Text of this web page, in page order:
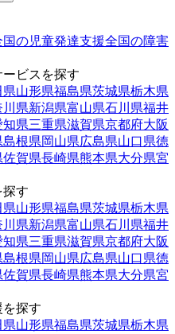
国の児童発達支援全国の障害
ビスを探す
県山形県福島県茨城県栃木県
川県新潟県富山県石川県福井
知県三重県滋賀県京都府大阪
島根県岡山県広島県山口県徳
佐賀県長崎県熊本県大分県宮
す
県山形県福島県茨城県栃木県
川県新潟県富山県石川県福井
知県三重県滋賀県京都府大阪
島根県岡山県広島県山口県徳
佐賀県長崎県熊本県大分県宮
探す
県山形県福島県茨城県栃木県